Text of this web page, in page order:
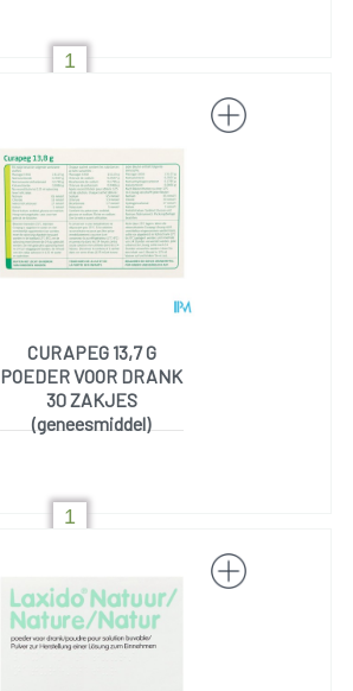
CURAPEG 13,7 G
POEDER VOOR DRANK
30 ZAKJES
(geneesmiddel)